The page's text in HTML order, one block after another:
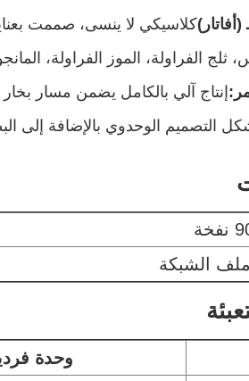
كلاسيكي لا ينسى، صممت
ثلج الفراولة، الموز الفراولة،
إنتاج آلي بالكامل يضمن مسار
التصميم الوحدوي بالإضافة إلى
ملف الشبكة
وحدة